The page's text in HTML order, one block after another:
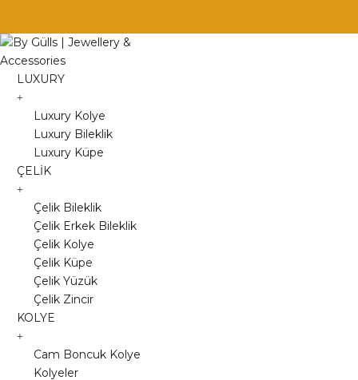
Skip
to
content
LUXURY
Luxury Kolye
Luxury Bileklik
Luxury Küpe
ÇELİK
Çelik Bileklik
Çelik Erkek Bileklik
Çelik Kolye
Çelik Küpe
Çelik Yüzük
Çelik Zincir
KOLYE
Cam Boncuk Kolye
Kolyeler